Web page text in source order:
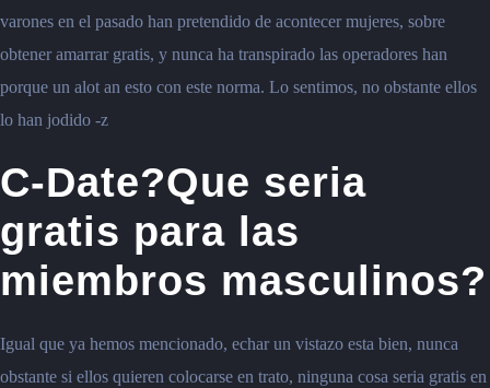
varones en el pasado han pretendido de acontecer mujeres, sobre
obtener amarrar gratis, y nunca ha transpirado las operadores han
porque un alot an esto con este norma. Lo sentimos, no obstante ellos
lo han jodido -z
C-Date?Que seria
gratis para las
miembros masculinos?
Igual que ya hemos mencionado, echar un vistazo esta bien, nunca
obstante si ellos quieren colocarse en trato, ninguna cosa seria gratis en